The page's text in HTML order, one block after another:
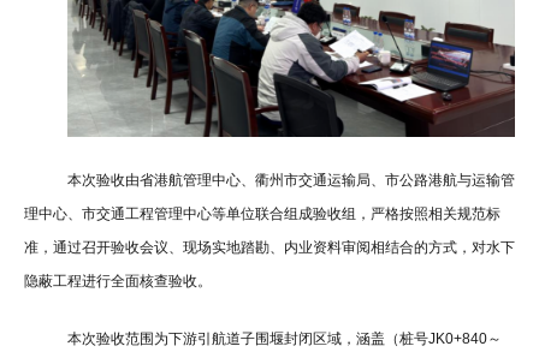
本次验收由省港航管理中心、衢州市交通运输局、市公路港航与运输管
理中心、市交通工程管理中心等单位联合组成验收组，严格按照相关规范标
准，通过召开验收会议、现场实地踏勘、内业资料审阅相结合的方式，对水下
隐蔽工程进行全面核查验收。
本次验收范围为下游引航道子围堰封闭区域，涵盖（桩号JK0+840～